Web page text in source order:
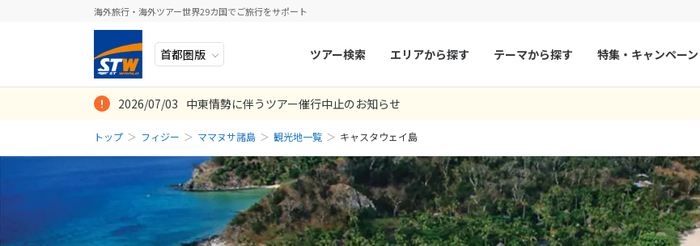
海外旅行・海外ツアー世界29カ国でご旅行をサポート
ツアー検索 エリアから探す
ヨーロッパ
中近東・トルコ
アジア
ロシア・中央アジア
イタリア
ドイツ
ベルギー
ルクセンブルク イギリス
スイス
チェコ オーストリア
ポーランド
スロヴァキア アイスランド
テーマから探す
人気のテーマ
お得な旅
秋旅
年末年始
特集・キャンペーン
2026/07/03 中東情勢に伴うツアー催行中止のお知らせ
トップ フィジー ママヌサ諸島 観光地一覧 キャスタウェイ島